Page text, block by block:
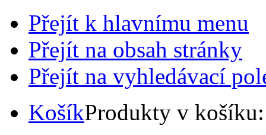
Přejít k hlavnímu menu
Přejít na obsah stránky
Přejít na vyhledávací
KošíkProdukty v